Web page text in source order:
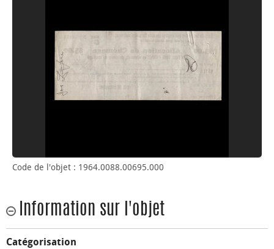
Code de l'objet : 1964.0088.00695.000
Information sur l'objet
Catégorisation